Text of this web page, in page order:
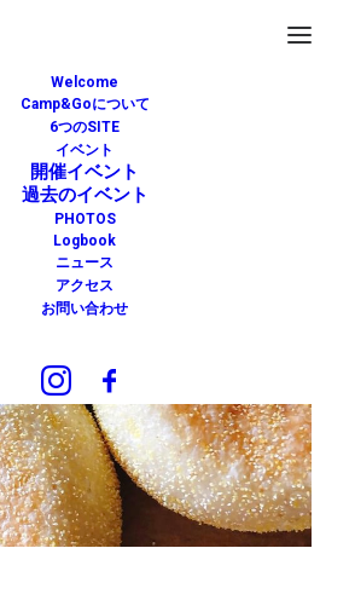
Welcome
Camp&Goについて
6つのSITE
イベント
開催イベント
過去のイベント
PHOTOS
Logbook
ニュース
アクセス
お問い合わせ